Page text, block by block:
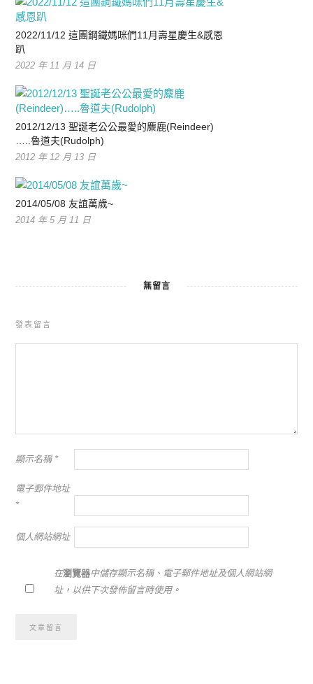
2022/11/12 這團鋼鐵媽咪們11月壽星慶生&感恩
趴
2022 年 11 月 14 日
2012/12/13 聖誕老公公最愛的麋鹿(Reindeer)
…..魯道夫(Rudolph)
2012 年 12 月 13 日
2014/05/08 友誼萬歲~
2014 年 5 月 11 日
無留言
發表留言
顯示名稱 *
電子郵件地址
*
個人網站網址
在瀏覽器中儲存顯示名稱、電子郵件地址及個人網站網
址，以供下次發佈留言時使用。